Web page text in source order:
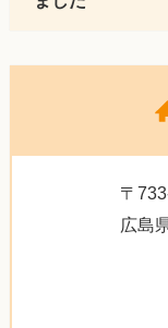
〒
広島